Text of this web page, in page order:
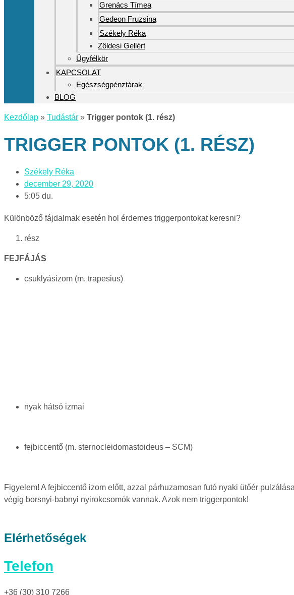
Grenács Tímea
Gedeon Fruzsina
Székely Réka
Zöldesi Gellért
Ügyfélkör
KAPCSOLAT
Egészségpénztárak
BLOG
Kezdőlap » Tudástár » Trigger pontok (1. rész)
TRIGGER PONTOK (1. RÉSZ)
Székely Réka
december 29, 2020
5:05 du.
Különböző fájdalmak esetén hol érdemes triggerpontokat keresni?
rész
FEJFÁJÁS
csuklyásizom (m. trapesius)
nyak hátsó izmai
fejbiccentő (m. sternocleidomastoideus – SCM)
Figyelem! A fejbiccentő izom előtt, azzal párhuzamosan futó nyaki ütőér
végig borsnyi-babnyi nyirokcsomók vannak. Azok nem triggerpontok!
Elérhetőségek
Telefon
+36 (30) 310 7266